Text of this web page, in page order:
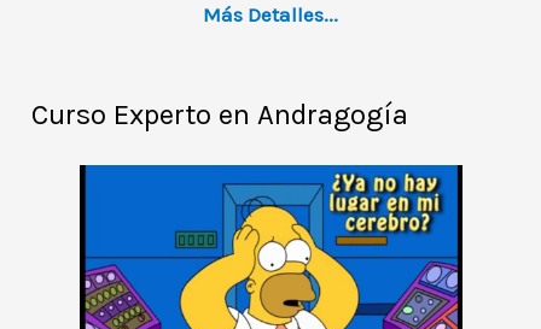
Más Detalles...
Curso Experto en Andragogía